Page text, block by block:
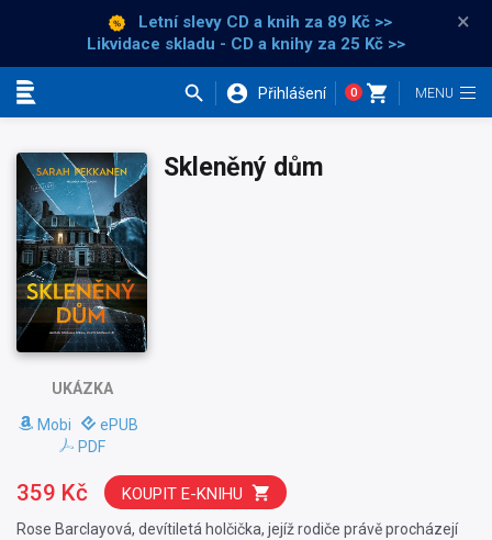
Letní slevy CD a knih za 89 Kč >>
Likvidace skladu - CD a knihy za 25 Kč >>
×
Přihlášení 0
UKÁZKA
Mobi
ePUB
PDF
Skleněný dům
Rose Barclayová, devítiletá holčička, jejíž rodiče právě procházejí
359 Kč KOUPIT E-KNIHU